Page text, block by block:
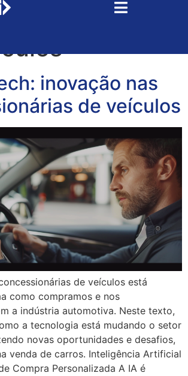
inovação nas
de veículos
de veículos está
como compramos e nos
a indústria automotiva. Neste texto,
a tecnologia está mudando o setor
novas oportunidades e desafios,
venda de carros. Inteligência Artificial
Compra Personalizada A IA é